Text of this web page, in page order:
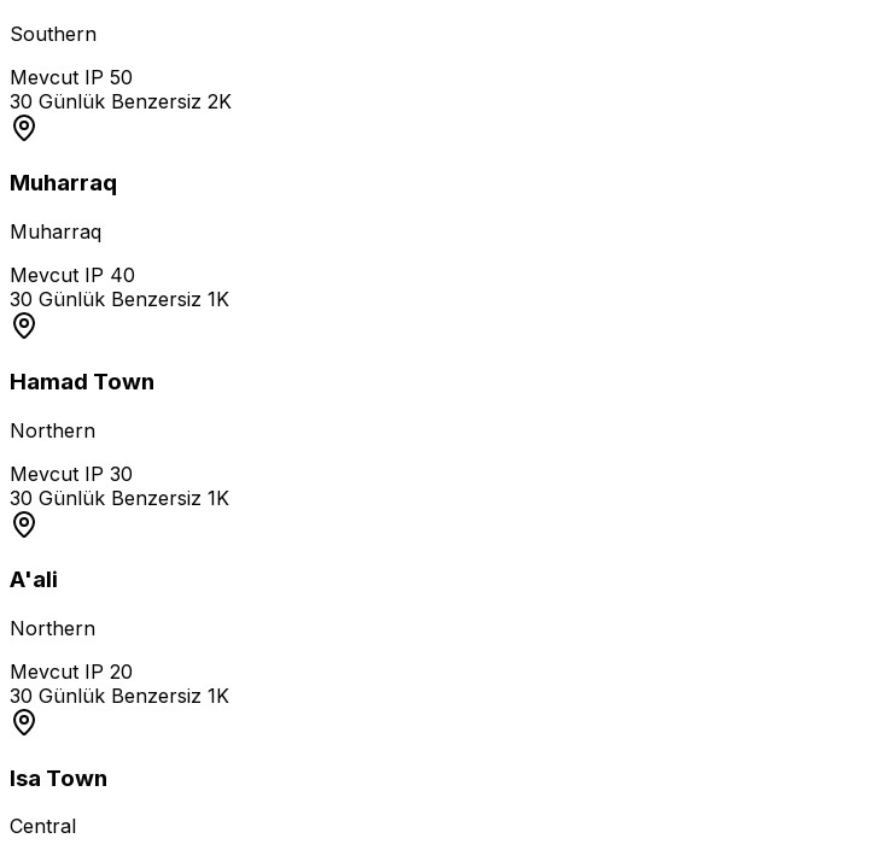
Southern
Mevcut IP 50
30 Günlük Benzersiz 2K
Muharraq
Muharraq
Mevcut IP 40
30 Günlük Benzersiz 1K
Hamad Town
Northern
Mevcut IP 30
30 Günlük Benzersiz 1K
A'ali
Northern
Mevcut IP 20
30 Günlük Benzersiz 1K
Isa Town
Central